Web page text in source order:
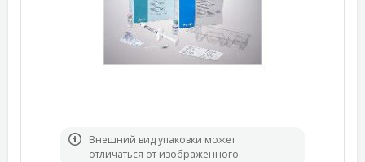
Bнешний вид упаковки может
отличаться от изображённого.